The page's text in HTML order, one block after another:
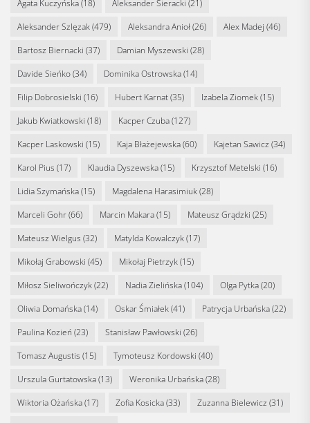
Agata Kuczyńska(18) Aleksander Sieracki (21)
Aleksander Szlęzak(479) Aleksandra Anioł(26) Alex Madej (46)
Bartosz Biernacki (37) Damian Myszewski (28)
Davide Sieńko(34) Dominika Ostrowska(14)
Filip Dobrosielski (16) Hubert Karnat(35) Izabela Ziomek(15)
Jakub Kwiatkowski (18) Kacper Czuba(127)
Kacper Laskowski (15) Kaja Błażejewska(60) Kajetan Sawicz (34)
Karol Pius (17) Klaudia Dyszewska(15) Krzysztof Metelski (16)
Lidia Szymańska(15) Magdalena Harasimiuk(28)
Marceli Gohr(66) Marcin Makara(15) Mateusz Grądzki (25)
Mateusz Wielgus (32) Matylda Kowalczyk(17)
Mikołaj Grabowski (45) Mikołaj Pietrzyk(15)
Miłosz Sieliwończyk(22) Nadia Zielińska(104) Olga Pytka(20)
Oliwia Domańska(14) Oskar Śmiałek(41) Patrycja Urbańska(22)
Paulina Kozień (23) Stanisław Pawłowski (26)
Tomasz Augustis (15) Tymoteusz Kordowski (40)
Urszula Gurtatowska(13) Weronika Urbańska(28)
Wiktoria Ożańska(17) Zofia Kosicka(33) Zuzanna Bielewicz (31)